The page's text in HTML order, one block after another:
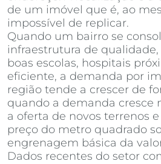
de um imóvel que é, ao
impossível de replicar.
Quando um bairro se
infraestrutura de
boas escolas, hospitais
eficiente, a demanda por
região tende a crescer de
quando a demanda cresce
a oferta de novos terrenos
preço do metro quadrado
engrenagem básica da
Dados recentes do setor